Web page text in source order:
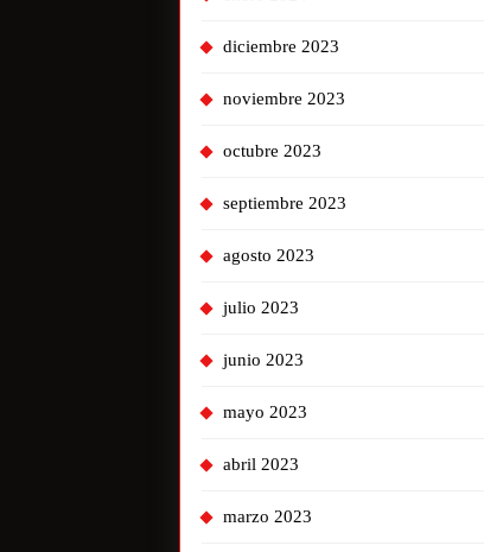
diciembre 2023
noviembre 2023
octubre 2023
septiembre 2023
agosto 2023
julio 2023
junio 2023
mayo 2023
abril 2023
marzo 2023